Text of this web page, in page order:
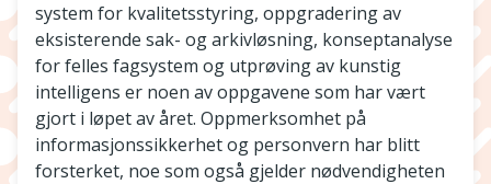
system for kvalitetsstyring, oppgradering av
eksisterende sak- og arkivløsning, konseptanalyse
for felles fagsystem og utprøving av kunstig
intelligens er noen av oppgavene som har vært
gjort i løpet av året. Oppmerksomhet på
informasjonssikkerhet og personvern har blitt
forsterket, noe som også gjelder nødvendigheten